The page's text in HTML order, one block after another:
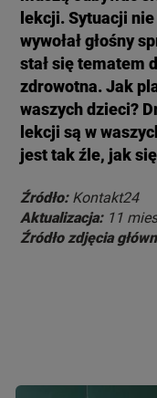
lekcji. Sytuacji
wywołał głośny
stał się tematem
zdrowotna. Jak
waszych dzieci?
lekcji są w
jest tak źle, jak
Źródło: Kontakt24
Aktualizacja: 11
Źródło zdjęcia